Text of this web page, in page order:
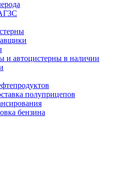
и автоцистерны в наличии
полуприцепов
бензина